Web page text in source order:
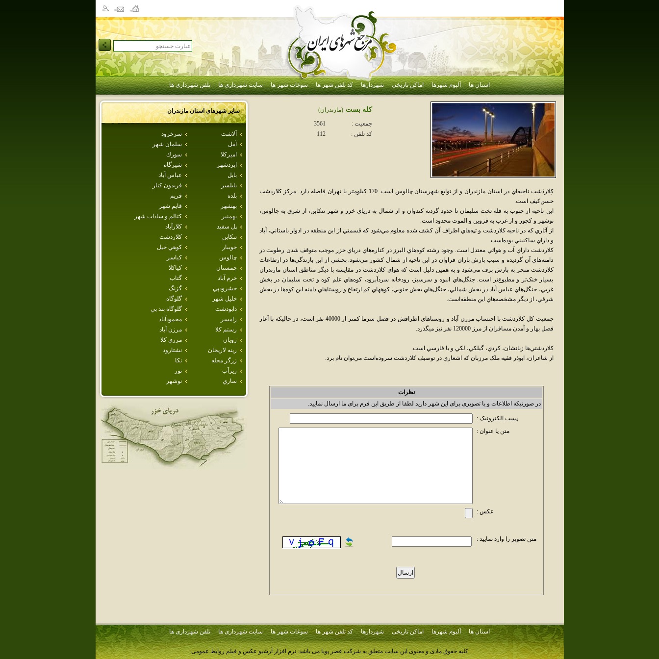
استان ها آلبوم شهرها اماکن تاریخی شهردارها کد تلفن شهر ها سوغات شهر ها سایت شهرداری ها تلفن شهرداری ها
سایر شهرهای استانمازندران
آلاشت
سرخرود
آمل
سلمان شهر
اميركلا
سورك
ايزدشهر
شيرگاه
بابل
عباس آباد
بابلسر
فريدون كنار
بلده
فريم
بهشهر
قايم شهر
بهمنير
كتالم و سادات شهر
پل سفيد
كلارآباد
تنكابن
كلاردشت
جويبار
كوهي خيل
چالوس
كياسر
چمستان
كياكلا
خرم آباد
گتاب
خشرودپي
گزنگ
خليل شهر
گلوگاه
دابودشت
گلوگاه بند پي
رامسر
محمودآباد
رستم كلا
مرزن آباد
رويان
مرزي كلا
رينه لاريجان
نشتارود
زرگر محله
نكا
زيرآب
نور
ساري
نوشهر
كله بست (مازندران)
جمعیت :
3561
کد تلفن :
112
کِلاردَشت ناحيه‌اي در استان مازندران و از توابع شهرستان چالوس است. 170 کيلومتر با تهران فاصله دارد. مرکز کلاردشت
حسن‌کيف است.
اين ناحيه از جنوب به قله تخت سليمان تا حدود گردنه کندوان و از شمال به درياي خزر و شهر تنکابن، از شرق به چالوس،
نوشهر و کجور و از غرب به قزوين و الموت محدود است.
از آثاري که در ناحيه کلاردشت و تپه‌هاي اطراف آن کشف شده معلوم مي‌شود که قسمتي از اين منطقه در ادوار باستاني، آباد
و داراي ساکنيني بوده‌است
کلاردشت داراي آب و هوائي معتدل است. وجود رشته کوه‌هاي البرز در کناره‌هاي درياي خزر موجب متوقف شدن رطوبت در
دامنه‌هاي آن گرديده و سبب بارش باران فراوان در اين ناحيه از شمال کشور مي‌شود. بخشي از اين بارندگي‌ها در ارتفاعات
کلاردشت منجر به بارش برف مي‌شود و به همين دليل است که هواي کلاردشت در مقايسه با ديگر مناطق استان مازندران
بسيار خنک‌تر و مطبوع‌تر است. جنگل‌هاي انبوه و سرسبز، رودخانه سردآبرود، کوه‌هاي علم کوه و تخت سليمان در بخش
غربي، جنگل‌هاي عباس آباد در بخش شمالي، جنگل‌هاي بخش جنوبي، کوههاي کم ارتفاع و روستاهاي دامنه اين کوه‌ها در بخش
شرقي، از ديگر مشخصه‌هاي اين منطقه‌است.
جمعيت کل کلاردشت با احتساب مرزن آباد و روستاهاي اطرافش در فصل سرما کمتر از 40000 نفر است، در حاليکه با آغاز
فصل بهار و آمدن مسافران از مرز 120000 نفر نيز ميگذرد.
کلاردشتي‌ها زبانشان، کردي، گيلکي، لکي و يا فارسي است.
از شاعران، ابوذر فقيه ملک مرزبان که اشعاري در توصيف کلاردشت سروده‌است مي‌توان نام برد.
نظرات
در صورتیکه اطلاعات و یا تصویری برای این شهر دارید لطفا از طریق این فرم برای ما ارسال نمایید.
پست الکترونیک :
متن یا عنوان :
عکس :
متن تصویر را وارد نمایید :
استان ها آلبوم شهرها اماکن تاریخی شهردارها کد تلفن شهر ها سوغات شهر ها سایت شهرداری ها تلفن شهرداری ها
کلیه حقوق مادی و معنوی این سایت متعلق به شرکت عصر پویا می باشد.نرم افزار آرشیو عکس و فیلم روابط عمومی